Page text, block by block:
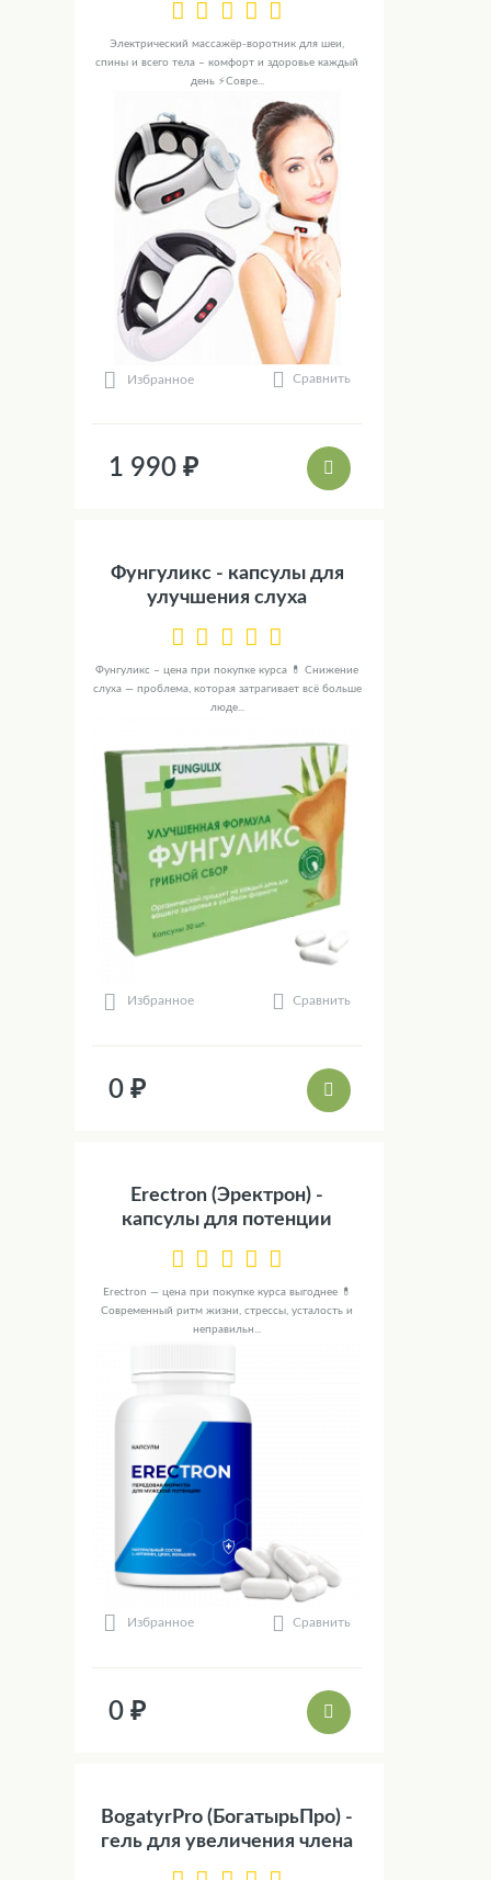
Электрический массажёр-воротник для шеи,
спины и всего тела – комфорт и здоровье каждый
день ⚡Совре...
Избранное Сравнить
1 990 ₽
Фунгуликс - капсулы для
улучшения слуха
Фунгуликс – цена при покупке курса 💊 Снижение
слуха — проблема, которая затрагивает всё больше
люде...
Избранное Сравнить
0 ₽
Erectron (Эректрон) -
капсулы для потенции
Erectron — цена при покупке курса выгоднее 💊
Современный ритм жизни, стрессы, усталость и
неправильн...
Избранное Сравнить
0 ₽
BogatyrPro (БогатырьПро) -
гель для увеличения члена